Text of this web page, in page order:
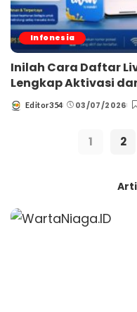
Infonesia
Inilah Cara Daftar
Lengkap Aktivasi
Posted
Editor354 03/07/2026
1 2